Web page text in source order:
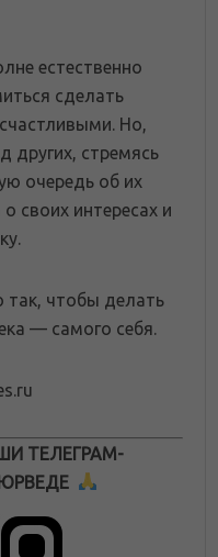
естественно
сделать
Но,
других, стремясь
очередь об их
своих интересах и
так, чтобы делать
— самого себя.
ТЕЛЕГРАМ-